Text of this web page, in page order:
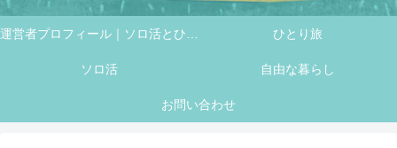
運営者プロフィール｜ソロ活とひとり旅を楽しむ 50代 フミの自己紹介 ひとり旅
ソロ活 自由な暮らし
お問い合わせ